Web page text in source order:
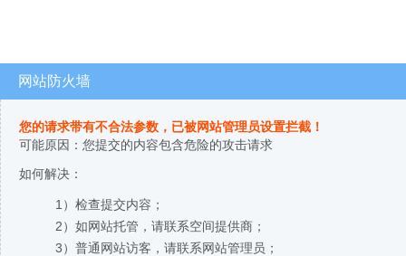
网站防火墙
您的请求带有不合法参数，已被网站管理员设置拦截！
可能原因：您提交的内容包含危险的攻击请求
如何解决：
1）检查提交内容；
2）如网站托管，请联系空间提供商；
3）普通网站访客，请联系网站管理员；